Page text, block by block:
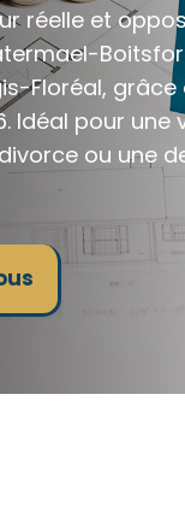
réelle et
Floréal, grâce
Idéal pour une
ou une